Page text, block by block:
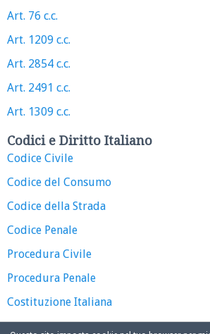
Art. 76 c.c.
Art. 1209 c.c.
Art. 2854 c.c.
Art. 2491 c.c.
Art. 1309 c.c.
Codici e Diritto Italiano
Codice Civile
Codice del Consumo
Codice della Strada
Codice Penale
Procedura Civile
Procedura Penale
Costituzione Italiana